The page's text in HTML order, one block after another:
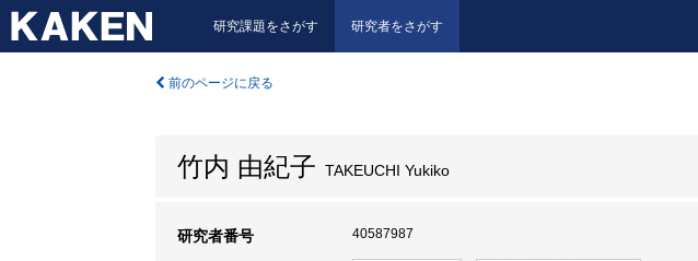
研究課題をさがす 研究者をさがす
前のページに戻る
竹内 由紀子 TAKEUCHI Yukiko
研究者番号 40587987